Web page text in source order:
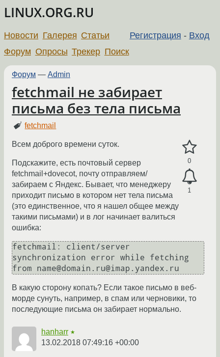
LINUX.ORG.RU
Регистрация - Вход
Новости Галерея Статьи
Форум Опросы Трекер Поиск
Форум — Admin
fetchmail не забирает
письма без тела письма
fetchmail
0
1
Всем доброго времени суток.
Подскажите, есть почтовый сервер
fetchmail+dovecot, почту отправляем/
забираем с Яндекс. Бывает, что менеджеру
приходит письмо в котором нет тела письма
(это единственное, что я нашел общее между
такими письмами) и в лог начинает валиться
ошибка:
fetchmail: client/server
synchronization error while fetching
from name@domain.ru@imap.yandex.ru
В какую сторону копать? Если такое письмо в веб-
морде сунуть, например, в спам или черновики, то
последующие письма он забирает нормально.
hanharr ★
13.02.2018 07:49:16 +00:00